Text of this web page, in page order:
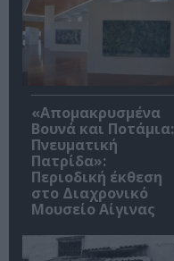
«Απομακρυσμένα
Βουνά και Ποτάμια:
Πνευματική
Πατρίδα»:
Περιοδική έκθεση
στο Διαχρονικό
Μουσείο Αίγινας